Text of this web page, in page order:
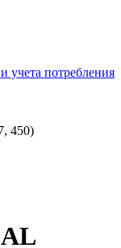
учета потребления
450)